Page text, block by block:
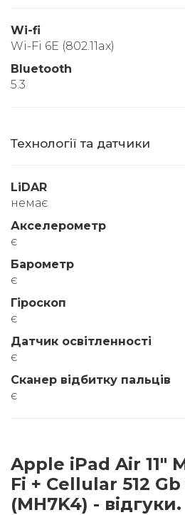
Wi-fi
Wi-Fi 6E (802.11ax)
Bluetooth
5.3
Технології та датчики
LiDAR
немає
Акселерометр
є
Барометр
є
Гіроскоп
є
Датчик освітленності
є
Сканер відбитку пальців
є
Apple iPad Air 11"
Fi + Cellular 512
(MH7K4) - відгуки.